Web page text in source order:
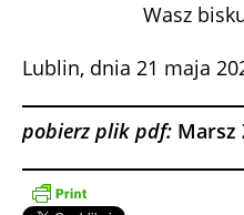
Wasz
Lublin, dnia 21 maja
pobierz plik pdf: Marsz